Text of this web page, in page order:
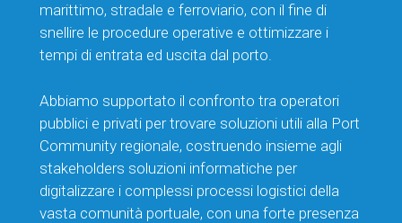
marittimo, stradale e ferroviario, con il fine di
snellire le procedure operative e ottimizzare i
tempi di entrata ed uscita dal porto.
Abbiamo supportato il confronto tra operatori
pubblici e privati per trovare soluzioni utili alla Port
Community regionale, costruendo insieme agli
stakeholders soluzioni informatiche per
digitalizzare i complessi processi logistici della
vasta comunità portuale, con una forte presenza